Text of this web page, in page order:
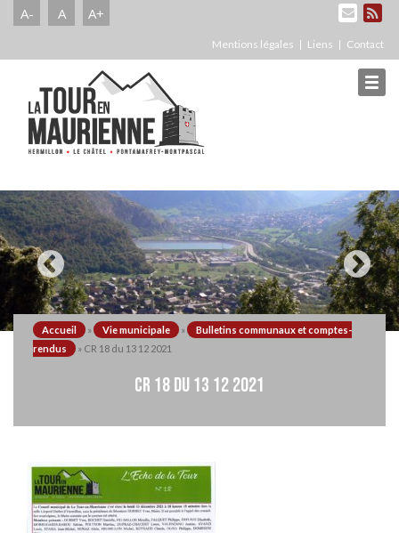
A- A A+
Mentions légales Liens Contact
Accueil » Vie municipale »
Bulletins communaux et comptes-
rendus
» CR 18 du 13 12 2021
CR 18 DU 13 12 2021